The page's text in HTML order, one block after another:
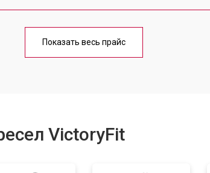
от 150 мин
Показать весь прайс
VictoryFit